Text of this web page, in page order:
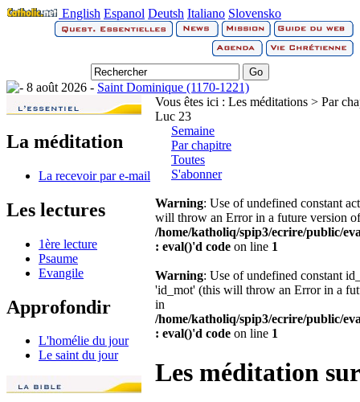
English Espanol Deutsh Italiano Slovensko
8 août 2026 - Saint Dominique (1170-1221)
La méditation
La recevoir par e-mail
Les lectures
1ère lecture
Psaume
Evangile
Approfondir
L'homélie du jour
Le saint du jour
Vous êtes ici : Les méditations > Par
Luc 23
Semaine
Par chapitre
Toutes
S'abonner
Warning: Use of undefined constant
will throw an Error in a future version
/home/katholiq/spip3/ecrire/public/
: eval()'d code on line 1
Warning: Use of undefined constant
'id_mot' (this will throw an Error in a
in
/home/katholiq/spip3/ecrire/public/
: eval()'d code on line 1
Les méditation